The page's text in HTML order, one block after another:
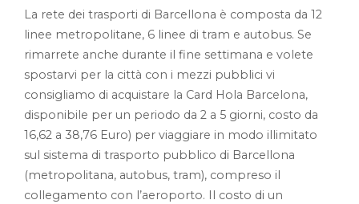
La rete dei trasporti di Barcellona è composta da 12
linee metropolitane, 6 linee di tram e autobus. Se
rimarrete anche durante il fine settimana e volete
spostarvi per la città con i mezzi pubblici vi
consigliamo di acquistare la Card Hola Barcelona,
disponibile per un periodo da 2 a 5 giorni, costo da
16,62 a 38,76 Euro) per viaggiare in modo illimitato
sul sistema di trasporto pubblico di Barcellona
(metropolitana, autobus, tram), compreso il
collegamento con l’aeroporto. Il costo di un